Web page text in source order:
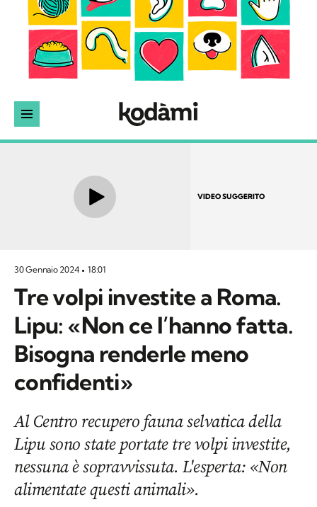
VIDEO SUGGERITO
30 Gennaio 2024 18:01
Tre volpi investite a Roma.
Lipu: «Non ce l’hanno fatta.
Bisogna renderle meno
confidenti»
Al Centro recupero fauna selvatica della
Lipu sono state portate tre volpi investite,
nessuna è sopravvissuta. L'esperta: «Non
alimentate questi animali».